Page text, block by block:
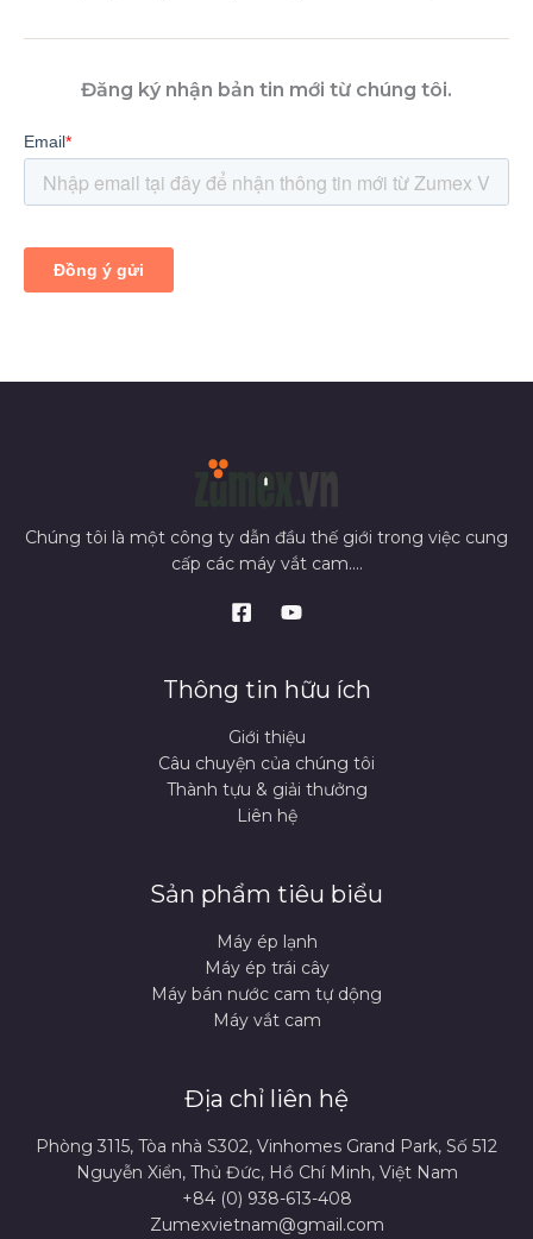
Đăng ký nhận bản tin mới từ chúng tôi.
Chúng tôi là một công ty dẫn đầu thế giới trong việc cung
cấp các máy vắt cam....
Thông tin hữu ích
Giới thiệu
Câu chuyện của chúng tôi
Thành tựu & giải thưởng
Liên hệ
Sản phẩm tiêu biểu
Máy ép lạnh
Máy ép trái cây
Máy bán nước cam tự dộng
Máy vắt cam
Địa chỉ liên hệ
Phòng 3115, Tòa nhà S302, Vinhomes Grand Park, Số 512
Nguyễn Xiển, Thủ Đức, Hồ Chí Minh, Việt Nam
+84 (0) 938-613-408
Zumexvietnam@gmail.com